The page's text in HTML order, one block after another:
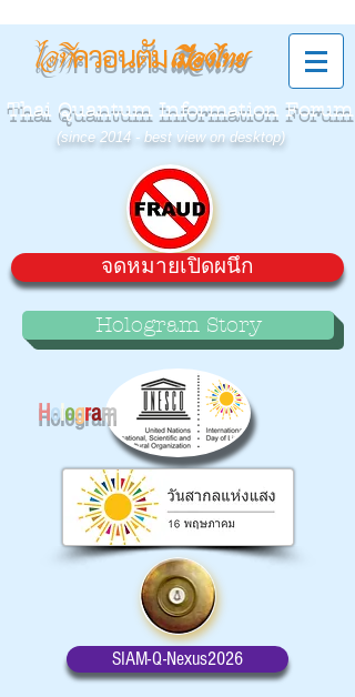
ไอทีควอนตัมเมืองไทย
Thai Quantum Information Forum
(since 2014 - best view on desktop)
จดหมายเปิดผนึก
Hologram Story
Hologram
SIAM-Q-Nexus2026